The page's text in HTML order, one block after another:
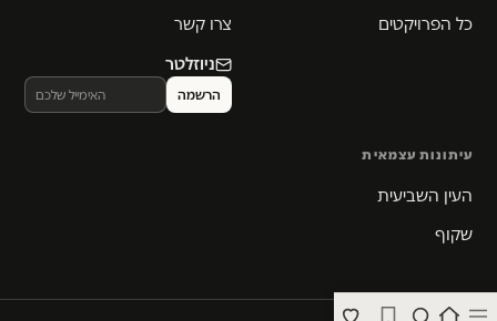
כל הפרויקטים
צרו קשר
ניוזלטר
עיתונות עצמאית
העין השביעית
שקוף